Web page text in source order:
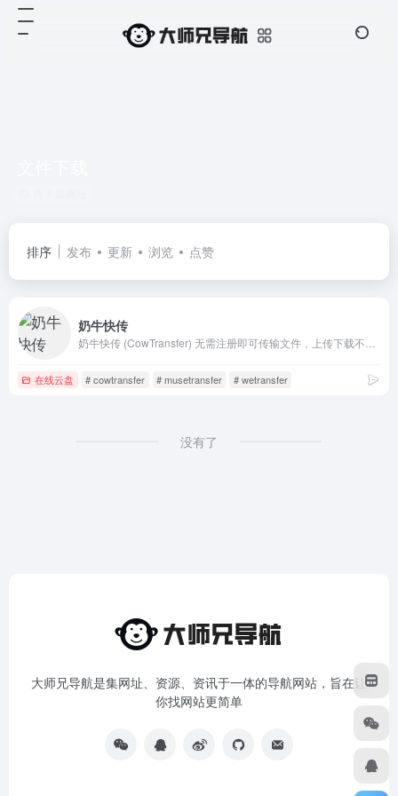
排序 发布 更新 浏览 点赞
奶牛快传
在线云盘 # cowtransfer # musetransfer # wetransfer
没有了
大师兄导航是集网址、资源、资讯于一体的导航网站，旨在让
你找网站更简单